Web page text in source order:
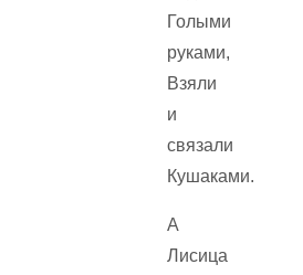
Голыми
руками,
Взяли
и
связали
Кушаками.
А
Лисица